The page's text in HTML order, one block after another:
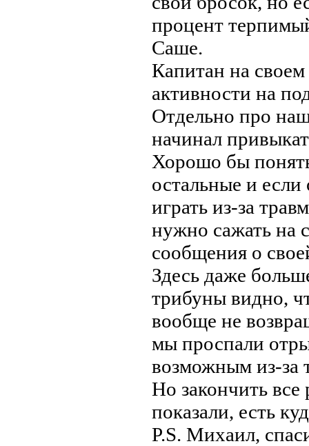
процент
Саше.
Капитан на
активности на
Отдельно про
начинал
Хорошо бы
остальные и
играть из-за
нужно сажать на
сообщения о
Здесь даже
трибуны видно,
вообще не
мы проспали
возможным из-за
Но закончить все
показали, есть
P.S. Михаил,